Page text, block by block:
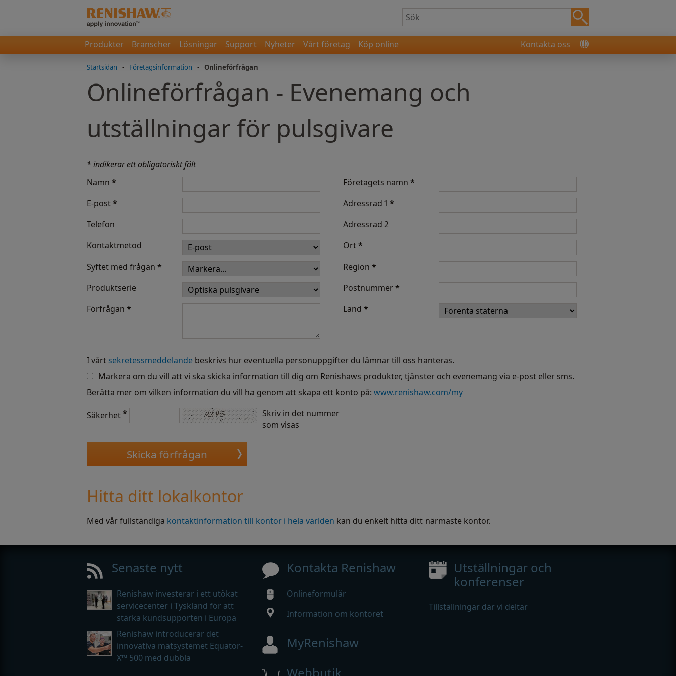
Produkter Branscher Lösningar Support Nyheter Vårt företag Köp online Kontakta oss
Startsidan - Företagsinformation - Onlineförfrågan
Onlineförfrågan - Evenemang och
utställningar för pulsgivare
* indikerar ett obligatoriskt fält
Namn *
E-post*
Telefon
Kontaktmetod
Syftet med frågan *
Produktserie
Förfrågan *
Företagets namn *
Adressrad 1 *
Adressrad 2
Ort*
Region *
Postnummer*
Land *
I vårt sekretessmeddelande beskrivs hur eventuella personuppgifter du lämnar till oss hanteras.
Markera om du vill att vi ska skicka information till dig om Renishaws produkter, tjänster och evenemang via e-post eller sms.
Berätta mer om vilken information du vill ha genom att skapa ett konto på: www.renishaw.com/my
Säkerhet*
Skriv in det nummer
som visas
Hitta ditt lokalkontor
Med vår fullständiga kontaktinformation till kontor i hela världen kan du enkelt hitta ditt närmaste kontor.
Senaste nytt
Renishaw investerar i ett utökat
servicecenter i Tyskland för att
stärka kundsupporten i Europa
Renishaw introducerar det
innovativa mätsystemet Equator-
X™ 500 med dubbla
Kontakta Renishaw
Onlineformulär
Information om kontoret
MyRenishaw
Utställningar och
konferenser
Tillställningar där vi deltar